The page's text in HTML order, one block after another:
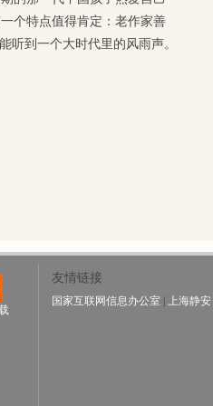
个特点值得肯定：老作家善
听到一个大时代里的风雨声。
友情链接
国家互联网信息办公室 上海静安